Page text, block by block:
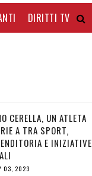
DIRITTI TV
CERELLA, UN ATLETA
A TRA SPORT,
E INIZIATIVE
03, 2023